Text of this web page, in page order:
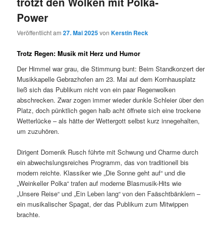
Power
Veröffentlicht am27. Mai 2025vonKerstin Reck
Trotz Regen: Musik mit Herz und Humor
Der Himmel war grau, die Stimmung bunt: Beim Standkonzert der
Musikkapelle Gebrazhofen am 23. Mai auf dem Kornhausplatz
ließ sich das Publikum nicht von ein paar Regenwolken
abschrecken. Zwar zogen immer wieder dunkle Schleier über den
Platz, doch pünktlich gegen halb acht öffnete sich eine trockene
Wetterlücke – als hätte der Wettergott selbst kurz innegehalten,
um zuzuhören.
Dirigent Domenik Rusch führte mit Schwung und Charme durch
ein abwechslungsreiches Programm, das von traditionell bis
modern reichte. Klassiker wie „Die Sonne geht auf“ und die
„Weinkeller Polka“ trafen auf moderne Blasmusik-Hits wie
„Unsere Reise“ und „Ein Leben lang“ von den Faäschtbänklern –
ein musikalischer Spagat, der das Publikum zum Mitwippen
brachte.